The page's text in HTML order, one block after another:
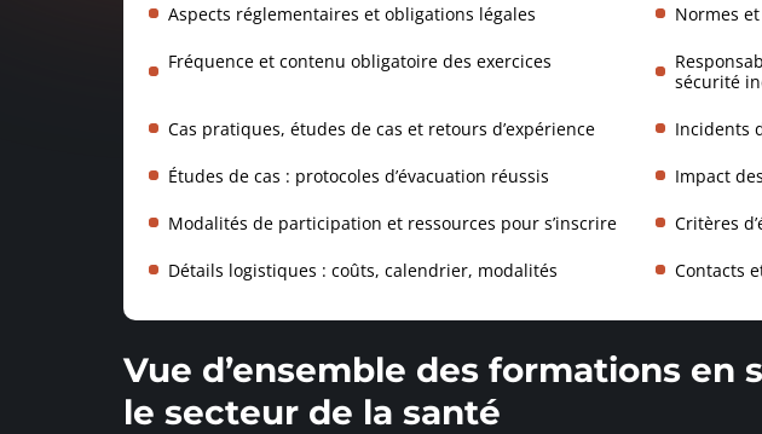
Aspects réglementaires et obligations légales Normes
Fréquence et contenu obligatoire des exercices
sécurité
Cas pratiques, études de cas et retours d’expérience Incidents
Études de cas : protocoles d’évacuation réussis Impact
Modalités de participation et ressources pour s’inscrire Critères
Détails logistiques : coûts, calendrier, modalités Contacts
Vue d’ensemble des formations
le secteur de la santé